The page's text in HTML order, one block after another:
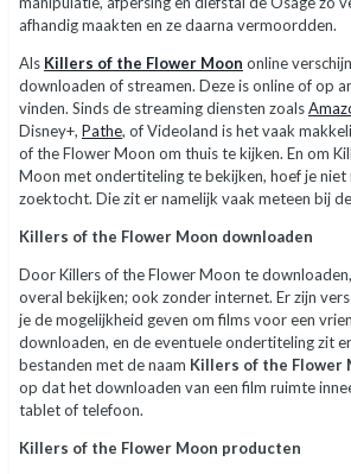
afhandig maakten en ze daarna vermoordden.
Als Killers of the Flower Moon online
downloaden of streamen. Deze is online of op
vinden. Sinds de streaming diensten zoals
Disney+, Pathe, of Videoland is het vaak
of the Flower Moon om thuis te kijken. En om
Moon met ondertiteling te bekijken, hoef je niet
zoektocht. Die zit er namelijk vaak meteen bij
Killers of the Flower Moon downloaden
Door Killers of the Flower Moon te
overal bekijken; ook zonder internet. Er zijn
je de mogelijkheid geven om films voor een
downloaden, en de eventuele ondertiteling zit
bestanden met de naam Killers of the Flower
op dat het downloaden van een film ruimte
tablet of telefoon.
Killers of the Flower Moon producten